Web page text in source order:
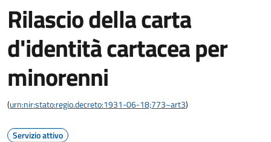
Rilascio della carta
d'identità cartacea per
minorenni
(urn:nir:stato:regio.decreto:1931-06-18;773~art3)
Servizio attivo